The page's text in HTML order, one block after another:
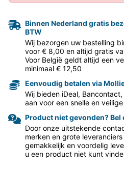
Binnen Nederland gratis
BTW
Wij bezorgen uw bestelling
voor € 8,00 en altijd gratis
Voor België geldt altijd een
minimaal € 12,50
Eenvoudig betalen via
Wij bieden iDeal,
aan voor een snelle en
Product niet gevonden? Bel
Door onze uitstekende
merken en grote
gemakkelijk en voordelig
u een product niet kunt